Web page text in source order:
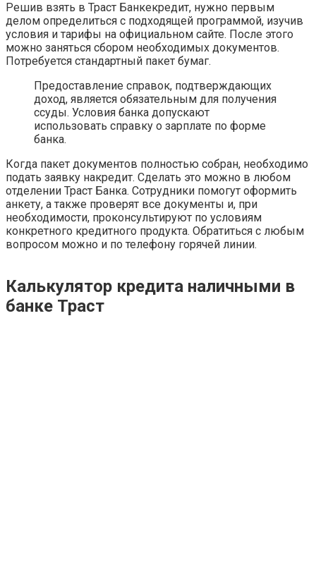
Решив взять в Траст Банкекредит, нужно первым
делом определиться с подходящей программой, изучив
условия и тарифы на официальном сайте. После этого
можно заняться сбором необходимых документов.
Потребуется стандартный пакет бумаг.
Предоставление справок, подтверждающих
доход, является обязательным для получения
ссуды. Условия банка допускают
использовать справку о зарплате по форме
банка.
Когда пакет документов полностью собран, необходимо
подать заявку накредит. Сделать это можно в любом
отделении Траст Банка. Сотрудники помогут оформить
анкету, а также проверят все документы и, при
необходимости, проконсультируют по условиям
конкретного кредитного продукта. Обратиться с любым
вопросом можно и по телефону горячей линии.
Калькулятор кредита наличными в
банке Траст